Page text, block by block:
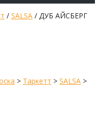
/ SALSA / ДУБ АЙСБЕРГ
> Таркетт > SALSA >